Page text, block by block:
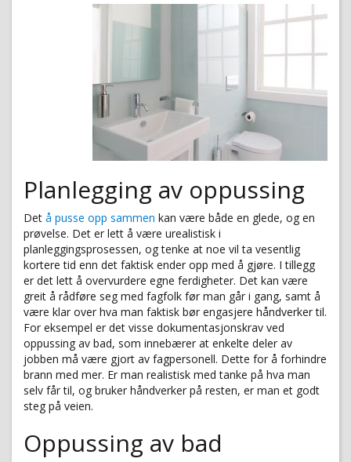
Planlegging av oppussing
Det å pusse opp sammen kan være både en glede, og en
prøvelse. Det er lett å være urealistisk i
planleggingsprosessen, og tenke at noe vil ta vesentlig
kortere tid enn det faktisk ender opp med å gjøre. I tillegg
er det lett å overvurdere egne ferdigheter. Det kan være
greit å rådføre seg med fagfolk før man går i gang, samt å
være klar over hva man faktisk bør engasjere håndverker til.
For eksempel er det visse dokumentasjonskrav ved
oppussing av bad, som innebærer at enkelte deler av
jobben må være gjort av fagpersonell. Dette for å forhindre
brann med mer. Er man realistisk med tanke på hva man
selv får til, og bruker håndverker på resten, er man et godt
steg på veien.
Oppussing av bad